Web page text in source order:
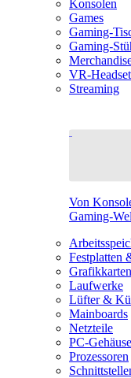
Konsolen
Games
Gaming-
Gaming-
VR-
Streaming
Von
Gaming-
Festplatten
Grafikkarten
Laufwerke
Lüfter &
Mainboards
Netzteile
PC-
Prozessoren